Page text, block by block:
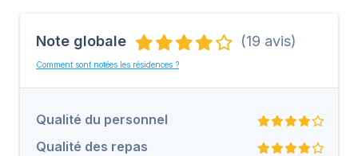
Note globale (19 avis)
Comment sont notées les résidences ?
Qualité du personnel
Qualité des repas